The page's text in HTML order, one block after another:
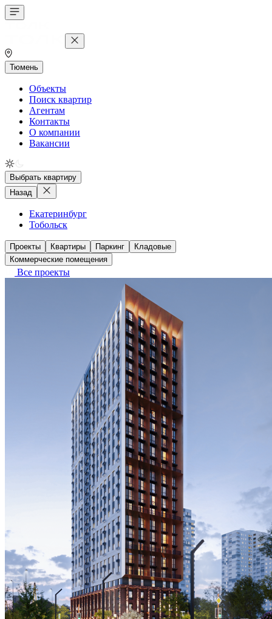
Тюмень
Объекты
Поиск квартир
Агентам
Контакты
О компании
Вакансии
Выбрать квартиру
Назад
Екатеринбург
Тобольск
Проекты Квартиры Паркинг
Кладовые
Коммерческие помещения
Все проекты